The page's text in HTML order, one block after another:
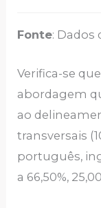
Fonte: Dados
Verifica-se
abordagem
ao
transversais
português,
a 66,50%,